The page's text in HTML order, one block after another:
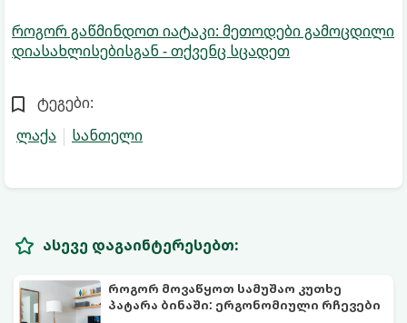
როგორ გაწმინდოთ იატაკი: მეთოდები გამოცდილი
დიასახლისებისგან - თქვენც სცადეთ
ტეგები:
ლაქა
სანთელი
ასევე დაგაინტერესებთ:
როგორ მოვაწყოთ სამუშაო კუთხე
პატარა ბინაში: ერგონომიული რჩევები